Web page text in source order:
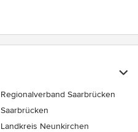
Regionalverband Saarbrücken
Saarbrücken
Landkreis Neunkirchen